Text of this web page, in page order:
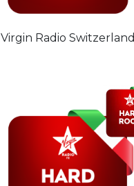
Virgin Radio Switzerland